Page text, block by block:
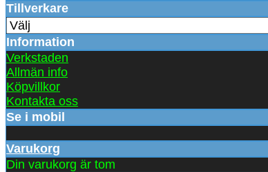
Tillverkare
Information
Verkstaden
Allmän info
Köpvillkor
Kontakta oss
Se i mobil
Varukorg
Din varukorg är tom